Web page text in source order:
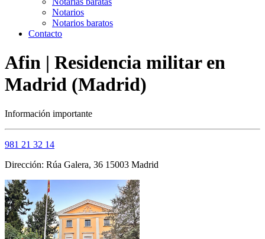
Notarios
Notarios baratos
Contacto
Afin | Residencia militar en
Madrid (Madrid)
Información importante
981 21 32 14
Dirección: Rúa Galera, 36 15003 Madrid